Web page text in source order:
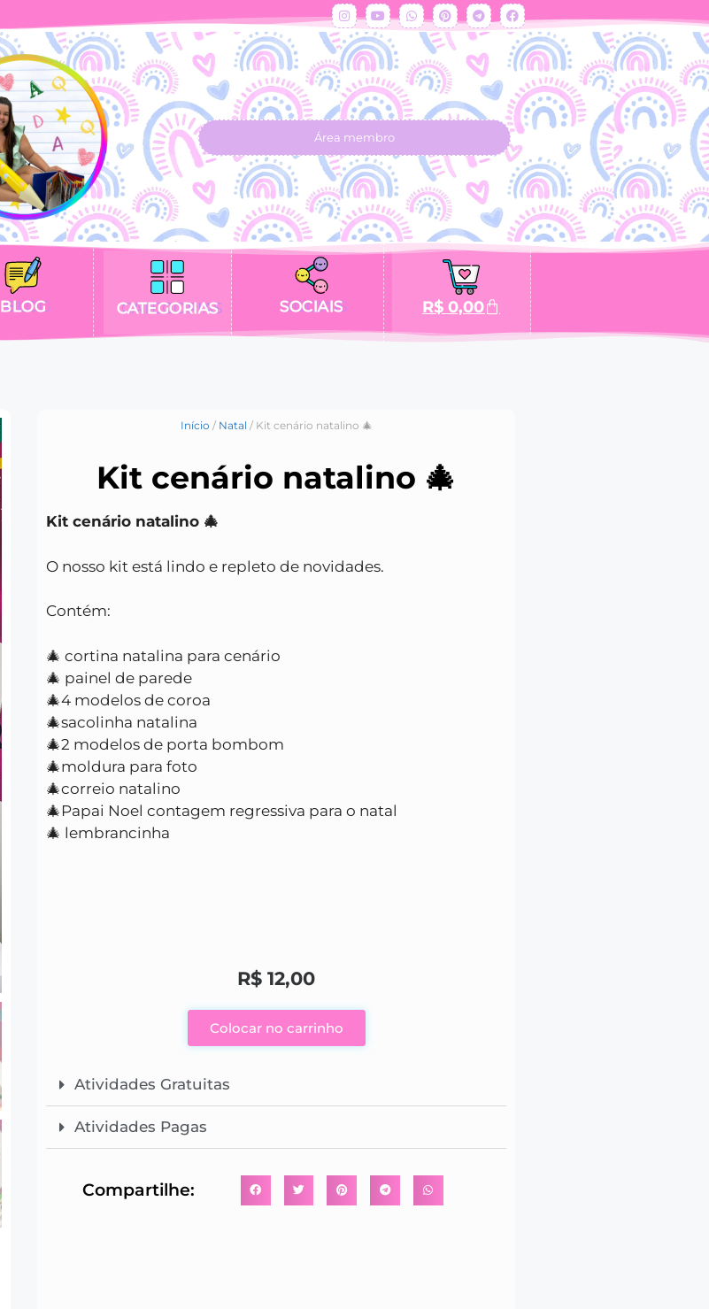
Área membro
BLOG CATEGORIAS SOCIAIS R$ 0,00
Início / Natal / Kit cenário natalino 🎄
Kit cenário natalino 🎄
Kit cenário natalino 🎄
O nosso kit está lindo e repleto de novidades.
Contém:
🎄 cortina natalina para cenário
🎄 painel de parede
🎄4 modelos de coroa
🎄sacolinha natalina
🎄2 modelos de porta bombom
🎄moldura para foto
🎄correio natalino
🎄Papai Noel contagem regressiva para o natal
🎄 lembrancinha
R$12,00
Colocar no carrinho
Atividades Gratuitas
Atividades Pagas
Compartilhe: